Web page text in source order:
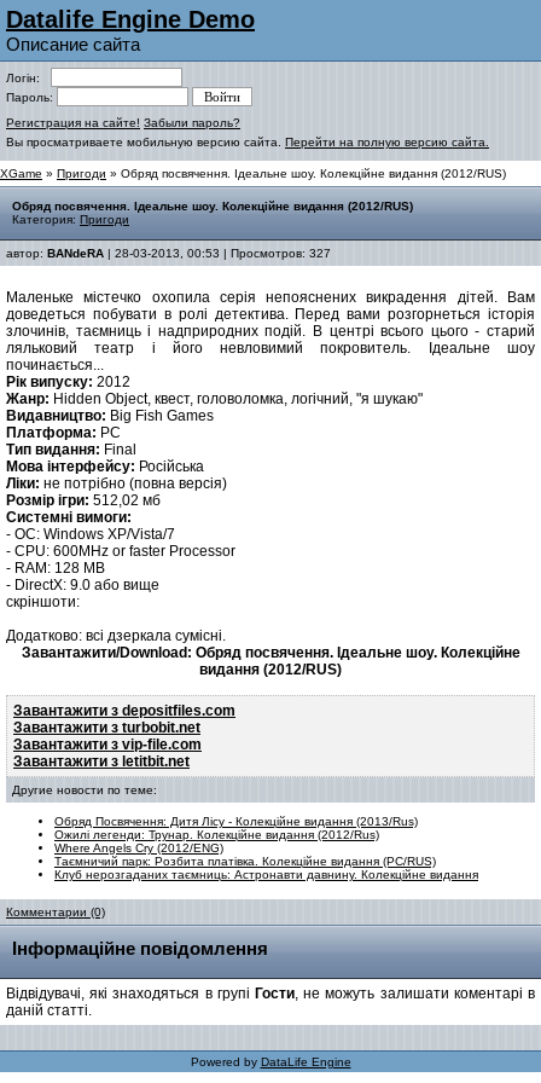
Datalife Engine Demo
Описание сайта
Логін:
Пароль:
Регистрация на сайте! Забыли пароль?
Вы просматриваете мобильную версию сайта. Перейти на полную версию сайта.
XGame » Пригоди » Обряд посвячення. Ідеальне шоу. Колекційне видання (2012/RUS)
Обряд посвячення. Ідеальне шоу. Колекційне видання (2012/RUS)
Категория: Пригоди
автор: BANdeRA | 28-03-2013, 00:53 | Просмотров: 327
Маленьке містечко охопила серія непояснених викрадення дітей. Вам
доведеться побувати в ролі детектива. Перед вами розгорнеться історія
злочинів, таємниць і надприродних подій. В центрі всього цього - старий
ляльковий театр і його невловимий покровитель. Ідеальне шоу
починається...
Рік випуску: 2012
Жанр: Hidden Object, квест, головоломка, логічний, "я шукаю"
Видавництво: Big Fish Games
Платформа: PC
Тип видання: Final
Мова інтерфейсу: Російська
Ліки: не потрібно (повна версія)
Розмір ігри: 512,02 мб
Системні вимоги:
- ОС: Windows XP/Vista/7
- CPU: 600MHz or faster Processor
- RAM: 128 MB
- DirectX: 9.0 або вище
скріншоти:
Додатково: всі дзеркала сумісні.
Завантажити/Download: Обряд посвячення. Ідеальне шоу. Колекційне
видання (2012/RUS)
Завантажити з depositfiles.com
Завантажити з turbobit.net
Завантажити з vip-file.com
Завантажити з letitbit.net
Другие новости по теме:
Обряд Посвячення: Дитя Лісу - Колекційне видання (2013/Rus)
Ожилі легенди: Трунар. Колекційне видання (2012/Rus)
Where Angels Cry (2012/ENG)
Таємничий парк: Розбита платівка. Колекційне видання (РС/RUS)
Клуб нерозгаданих таємниць: Астронавти давнину. Колекційне видання
Комментарии (0)
Інформаційне повідомлення
Відвідувачі, які знаходяться в групі Гости, не можуть залишати коментарі в
даній статті.
Powered by DataLife Engine